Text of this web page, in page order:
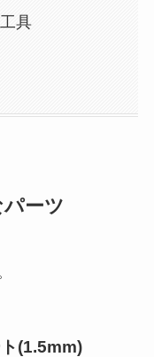
具
ーツ
(1.5mm)